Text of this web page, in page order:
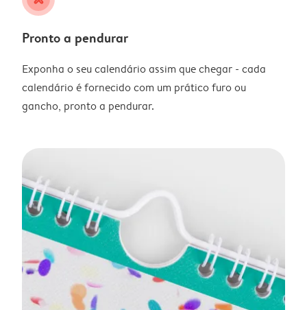
Pronto a pendurar
Exponha o seu calendário assim que chegar - cada
calendário é fornecido com um prático furo ou
gancho, pronto a pendurar.